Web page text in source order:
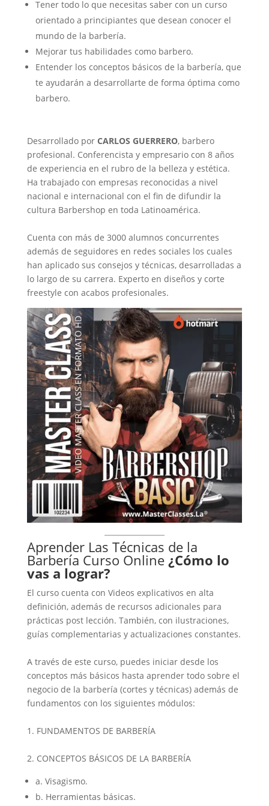
Tener todo lo que necesitas saber con un curso
orientado a principiantes que desean conocer el
mundo de la barbería.
Mejorar tus habilidades como barbero.
Entender los conceptos básicos de la barbería, que
te ayudarán a desarrollarte de forma óptima como
barbero.
Desarrollado por CARLOS GUERRERO, barbero
profesional. Conferencista y empresario con 8 años
de experiencia en el rubro de la belleza y estética.
Ha trabajado con empresas reconocidas a nivel
nacional e internacional con el fin de difundir la
cultura Barbershop en toda Latinoamérica.
Cuenta con más de 3000 alumnos concurrentes
además de seguidores en redes sociales los cuales
han aplicado sus consejos y técnicas, desarrolladas a
lo largo de su carrera. Experto en diseños y corte
freestyle con acabos profesionales.
Aprender Las Técnicas de la
Barbería Curso Online ¿Cómo lo
vas a lograr?
El curso cuenta con Videos explicativos en alta
definición, además de recursos adicionales para
prácticas post lección. También, con ilustraciones,
guías complementarias y actualizaciones constantes.
A través de este curso, puedes iniciar desde los
conceptos más básicos hasta aprender todo sobre el
negocio de la barbería (cortes y técnicas) además de
fundamentos con los siguientes módulos:
1. FUNDAMENTOS DE BARBERÍA
2. CONCEPTOS BÁSICOS DE LA BARBERÍA
a. Visagismo.
b. Herramientas básicas.